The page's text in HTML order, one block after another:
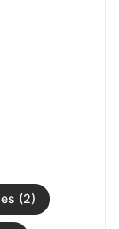
(2)